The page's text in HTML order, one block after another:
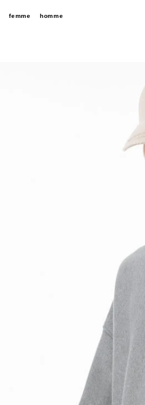
femme homme